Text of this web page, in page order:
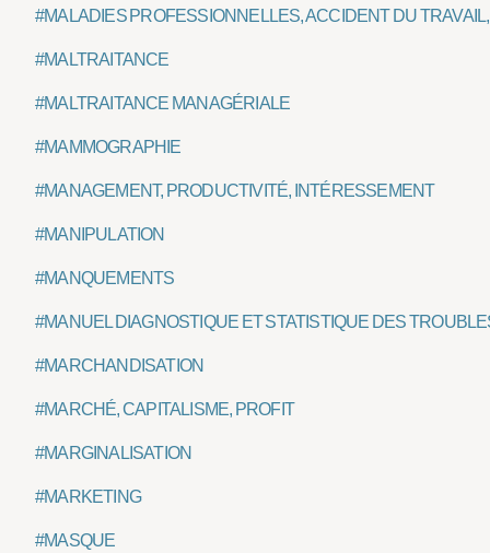
#MALADIES PROFESSIONNELLES, ACCIDENT DU
#MALTRAITANCE
#MALTRAITANCE MANAGÉRIALE
#MAMMOGRAPHIE
#MANAGEMENT, PRODUCTIVITÉ, INTÉRESSEMENT
#MANIPULATION
#MANQUEMENTS
#MANUEL DIAGNOSTIQUE ET STATISTIQUE DES
#MARCHANDISATION
#MARCHÉ, CAPITALISME, PROFIT
#MARGINALISATION
#MARKETING
#MASQUE